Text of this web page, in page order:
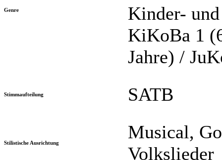
Genre
Kinder-
KiKoBa 1
Jahre) /
Stimmaufteilung SATB
Stilistische Ausrichtung
Musical,
Volkslieder